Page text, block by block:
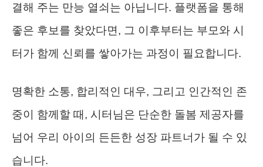
결해 주는 만능 열쇠는 아닙니다. 플랫폼을 통해
좋은 후보를 찾았다면, 그 이후부터는 부모와 시
터가 함께 신뢰를 쌓아가는 과정이 필요합니다.
명확한 소통, 합리적인 대우, 그리고 인간적인 존
중이 함께할 때, 시터님은 단순한 돌봄 제공자를
넘어 우리 아이의 든든한 성장 파트너가 될 수 있
습니다.